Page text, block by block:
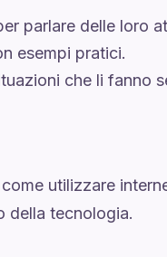
parlare delle loro
esempi pratici.
che li fanno
utilizzare
della tecnologia.